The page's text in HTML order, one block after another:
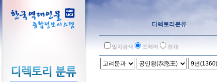
디렉토리분류
일치검색 표제어 전체